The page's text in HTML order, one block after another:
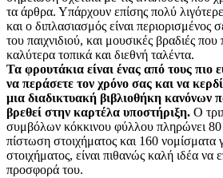
τα άρθρα. Υπάρχουν επίσης πολύ
και ο διπλασιασμός είναι περιορισμένος
του παιχνιδιού, και μουσικές βραδιές
καλύτερα τοπικά και διεθνή ταλέντα.
Τα φρουτάκια είναι ένας από τους πιο
να περάσετε τον χρόνο σας και να
μια διαδικτυακή βιβλιοθήκη κανόνων
βρεθεί στην καρτέλα υποστήριξη. Ο
συμβόλων κόκκινου φύλλου πληρώνει 80
πίστωση στοιχήματος και 160 νομίσματα
στοιχήματος, είναι πιθανώς καλή ιδέα να
προσφορά του.